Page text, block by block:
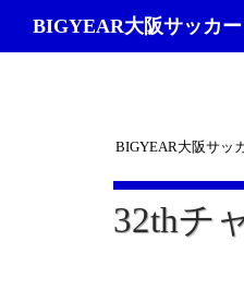
BIGYEAR大阪サッカ
BIGYEAR大阪サッ
32thチ